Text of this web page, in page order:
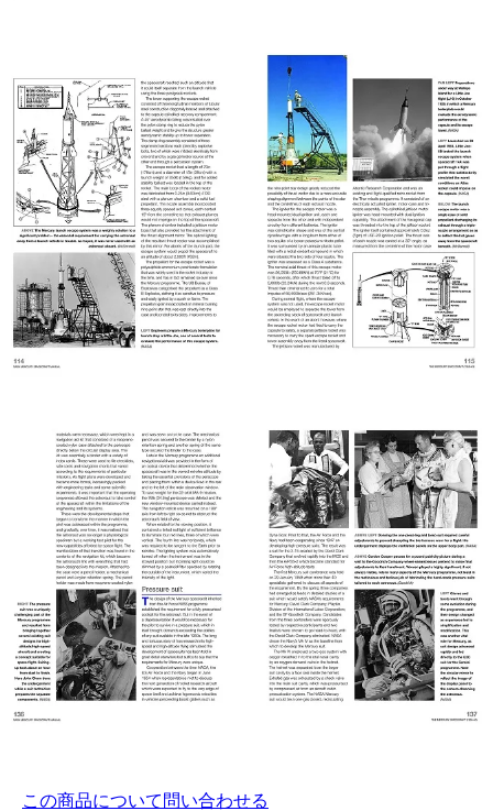
この商品について問い合わせる